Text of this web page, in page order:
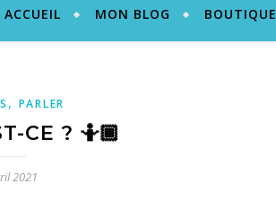
ACCUEIL MON BLOG BOUTIQUE
, PARLER
CE ? 🤷🏾
2021